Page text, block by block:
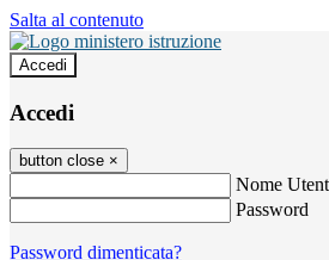
Salta al contenuto
Accedi
Accedi
button close ×
Nome
Password
Password dimenticata?